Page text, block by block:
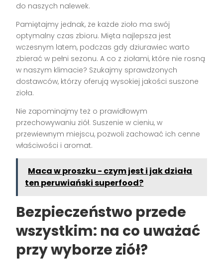
do naszych nalewek.
Pamiętajmy jednak, że każde zioło ma swój
optymalny czas zbioru. Mięta najlepsza jest
wczesnym latem, podczas gdy dziurawiec warto
zbierać w pełni sezonu. A co z ziołami, które nie rosną
w naszym klimacie? Szukajmy sprawdzonych
dostawców, którzy oferują wysokiej jakości suszone
zioła.
Nie zapominajmy też o prawidłowym
przechowywaniu ziół. Suszenie w cieniu, w
przewiewnym miejscu, pozwoli zachować ich cenne
właściwości i aromat.
Maca w proszku - czym jest i jak działa
ten peruwiański superfood?
Bezpieczeństwo przede
wszystkim: na co uważać
przy wyborze ziół?